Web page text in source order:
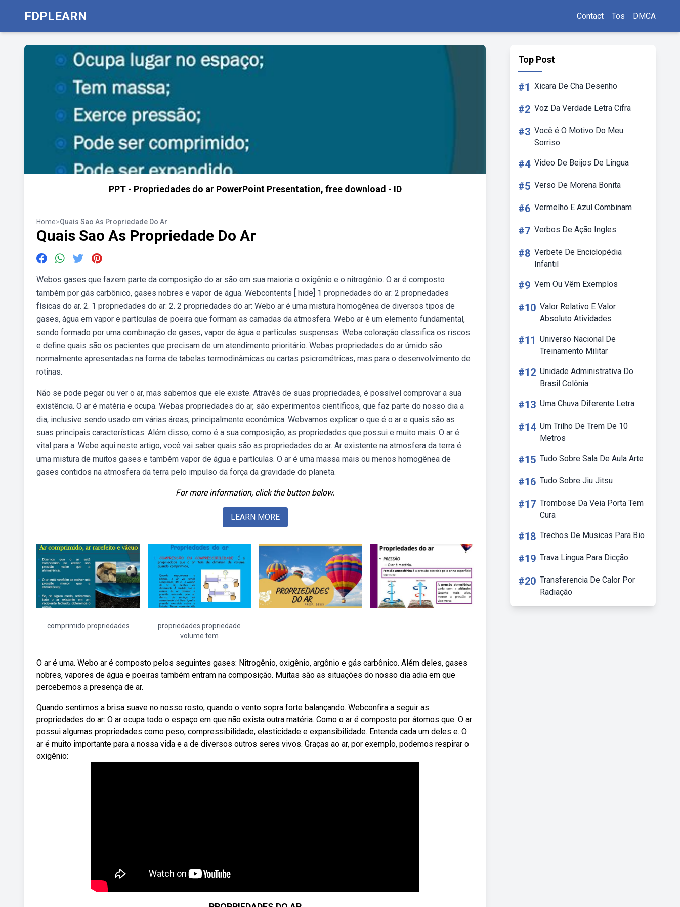
FDPLEARN Contact Tos DMCA
PPT - Propriedades do ar PowerPoint Presentation, free download - ID
Home>Quais Sao As Propriedade Do Ar
Quais Sao As Propriedade Do Ar
Webos gases que fazem parte da composição do ar são em sua maioria o oxigênio e o nitrogênio. O ar é composto
também por gás carbônico, gases nobres e vapor de água. Webcontents [ hide] 1 propriedades do ar: 2 propriedades
físicas do ar. 2. 1 propriedades do ar: 2. 2 propriedades do ar: Webo ar é uma mistura homogênea de diversos tipos de
gases, água em vapor e partículas de poeira que formam as camadas da atmosfera. Webo ar é um elemento fundamental,
sendo formado por uma combinação de gases, vapor de água e partículas suspensas. Weba coloração classifica os riscos
e define quais são os pacientes que precisam de um atendimento prioritário. Webas propriedades do ar úmido são
normalmente apresentadas na forma de tabelas termodinâmicas ou cartas psicrométricas, mas para o desenvolvimento de
rotinas.
Não se pode pegar ou ver o ar, mas sabemos que ele existe. Através de suas propriedades, é possível comprovar a sua
existência. O ar é matéria e ocupa. Webas propriedades do ar, são experimentos científicos, que faz parte do nosso dia a
dia, inclusive sendo usado em várias áreas, principalmente econômica. Webvamos explicar o que é o ar e quais são as
suas principais características. Além disso, como é a sua composição, as propriedades que possui e muito mais. O ar é
vital para a. Webe aqui neste artigo, você vai saber quais são as propriedades do ar. Ar existente na atmosfera da terra é
uma mistura de muitos gases e também vapor de água e partículas. O ar é uma massa mais ou menos homogênea de
gases contidos na atmosfera da terra pelo impulso da força da gravidade do planeta.
For more information, click the button below.
LEARN MORE
comprimido propriedades
propriedades propriedade
volume tem
O ar é uma. Webo ar é composto pelos seguintes gases: Nitrogênio, oxigênio, argônio e gás carbônico. Além deles, gases
nobres, vapores de água e poeiras também entram na composição. Muitas são as situações do nosso dia adia em que
percebemos a presença de ar.
Quando sentimos a brisa suave no nosso rosto, quando o vento sopra forte balançando. Webconfira a seguir as
propriedades do ar: O ar ocupa todo o espaço em que não exista outra matéria. Como o ar é composto por átomos que. O ar
possui algumas propriedades como peso, compressibilidade, elasticidade e expansibilidade. Entenda cada um deles e. O
ar é muito importante para a nossa vida e a de diversos outros seres vivos. Graças ao ar, por exemplo, podemos respirar o
oxigênio:
Top Post
#1 Xicara De Cha Desenho
#2 Voz Da Verdade Letra Cifra
#3 Você é O Motivo Do Meu
Sorriso
#4 Video De Beijos De Lingua
#5 Verso De Morena Bonita
#6 Vermelho E Azul Combinam
#7 Verbos De Ação Ingles
#8 Verbete De Enciclopédia
Infantil
#9 Vem Ou Vêm Exemplos
#10 Valor Relativo E Valor
Absoluto Atividades
#11 Universo Nacional De
Treinamento Militar
#12 Unidade Administrativa Do
Brasil Colônia
#13 Uma Chuva Diferente Letra
#14 Um Trilho De Trem De 10
Metros
#15 Tudo Sobre Sala De Aula Arte
#16 Tudo Sobre Jiu Jitsu
#17 Trombose Da Veia Porta Tem
Cura
#18 Trechos De Musicas Para Bio
#19 Trava Lingua Para Dicção
#20 Transferencia De Calor Por
Radiação